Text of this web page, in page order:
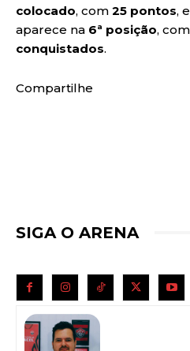
colocado, com 25 pontos,
aparece na 6ª posição, com
conquistados.
Compartilhe
SIGA O ARENA